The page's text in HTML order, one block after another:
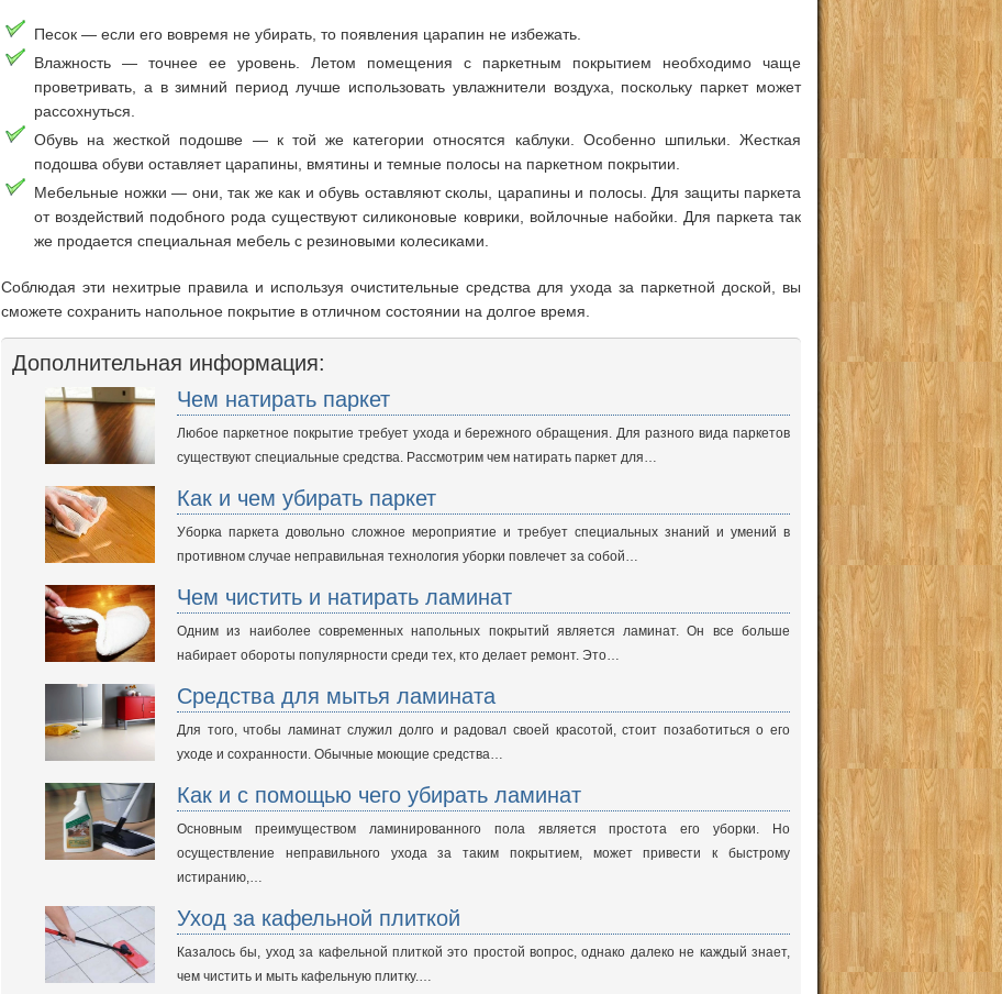
Песок — если его вовремя не убирать, то появления царапин не избежать.
Влажность — точнее ее уровень. Летом помещения с паркетным покрытием необходимо чаще
проветривать, а в зимний период лучше использовать увлажнители воздуха, поскольку паркет может
рассохнуться.
Обувь на жесткой подошве — к той же категории относятся каблуки. Особенно шпильки. Жесткая
подошва обуви оставляет царапины, вмятины и темные полосы на паркетном покрытии.
Мебельные ножки — они, так же как и обувь оставляют сколы, царапины и полосы. Для защиты паркета
от воздействий подобного рода существуют силиконовые коврики, войлочные набойки. Для паркета так
же продается специальная мебель с резиновыми колесиками.
Соблюдая эти нехитрые правила и используя очистительные средства для ухода за паркетной доской, вы
сможете сохранить напольное покрытие в отличном состоянии на долгое время.
Дополнительная информация:
Чем натирать паркет
Любое паркетное покрытие требует ухода и бережного обращения. Для разного вида паркетов
существуют специальные средства. Рассмотрим чем натирать паркет для…
Как и чем убирать паркет
Уборка паркета довольно сложное мероприятие и требует специальных знаний и умений в
противном случае неправильная технология уборки повлечет за собой…
Чем чистить и натирать ламинат
Одним из наиболее современных напольных покрытий является ламинат. Он все больше
набирает обороты популярности среди тех, кто делает ремонт. Это…
Средства для мытья ламината
Для того, чтобы ламинат служил долго и радовал своей красотой, стоит позаботиться о его
уходе и сохранности. Обычные моющие средства…
Как и с помощью чего убирать ламинат
Основным преимуществом ламинированного пола является простота его уборки. Но
осуществление неправильного ухода за таким покрытием, может привести к быстрому
истиранию,…
Уход за кафельной плиткой
Казалось бы, уход за кафельной плиткой это простой вопрос, однако далеко не каждый знает,
чем чистить и мыть кафельную плитку.…